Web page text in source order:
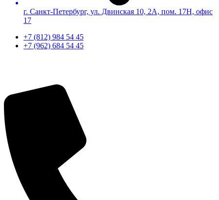
г. Санкт-Петербург, ул. Двинская 10, 2А, пом. 17Н, офис
17
+7 (812) 984 54 45
+7 (962) 684 54 45